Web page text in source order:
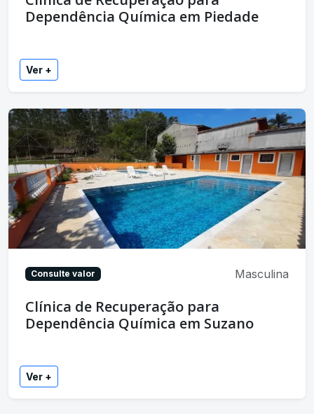
Dependência Química em Piedade
Ver +
Consulte valor Masculina
Clínica de Recuperação para
Dependência Química em Suzano
Ver +